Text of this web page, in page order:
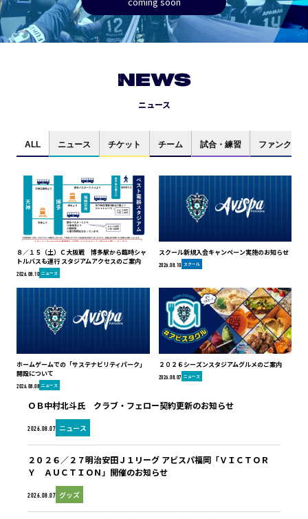
NEWS
ニュース
ALL ニュース チケット チーム 試合・練習 ファンクラブ
８／１５（土）Ｃ大阪戦 博多駅から臨時シャ
トルバスも運行 スタジアムアクセスのご案内
2026.08.10 ニュース
スクール新規入会キャンペーン実施のお知らせ
2026.08.10 スクール
ホームゲームでの「サステナビリティパーク」
開設について
2026.08.08 ニュース
２０２６シーズンスタジアムグルメのご案内
2026.08.07 ニュース
2026.08.07 ニュース
ＯＢ中村北斗氏 クラブ・フェロー契約更新のお知らせ
2026.08.07 グッズ
２０２６／２７明治安田Ｊ１リーグ アビスパ福岡「ＶＩＣＴＯＲ
Ｙ ＡＵＣＴＩＯＮ」開催のお知らせ